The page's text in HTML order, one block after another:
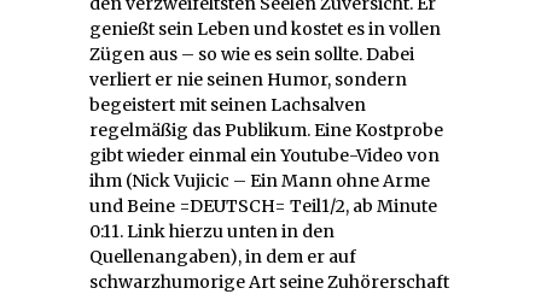
genießt sein Leben und kostet es in vollen
Zügen aus – so wie es sein sollte. Dabei
verliert er nie seinen Humor, sondern
begeistert mit seinen Lachsalven
regelmäßig das Publikum. Eine Kostprobe
gibt wieder einmal ein Youtube-Video von
ihm (Nick Vujicic – Ein Mann ohne Arme
und Beine =DEUTSCH= Teil1/2, ab Minute
0:11. Link hierzu unten in den
Quellenangaben), in dem er auf
schwarzhumorige Art seine Zuhörerschaft